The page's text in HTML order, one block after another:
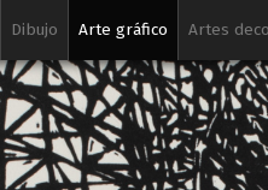
Dibujo Arte gráfico Artes